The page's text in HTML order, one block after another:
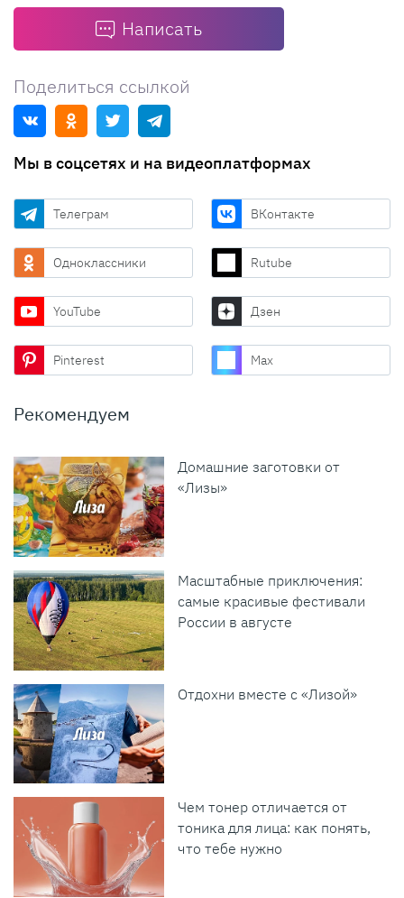
Написать
Поделиться ссылкой
Мы в соцсетях и на видеоплатформах
Телеграм ВКонтакте
Одноклассники Rutube
YouTube Дзен
Pinterest Max
Рекомендуем
Домашние заготовки от
«Лизы»
Масштабные приключения:
самые красивые фестивали
России в августе
Отдохни вместе с «Лизой»
Чем тонер отличается от
тоника для лица: как понять,
что тебе нужно